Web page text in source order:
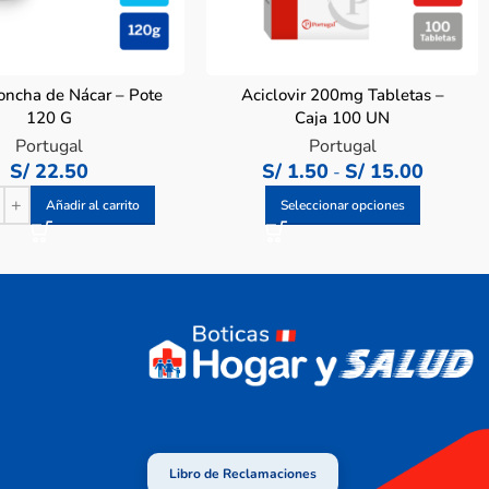
de Nácar – Pote
120 G
Portugal
S/22.50
Añadir al carrito
Aciclovir 200mg Tabletas –
Caja 100 UN
Portugal
S/1.50 - S/15.00
Seleccionar opciones
Libro de Reclamaciones